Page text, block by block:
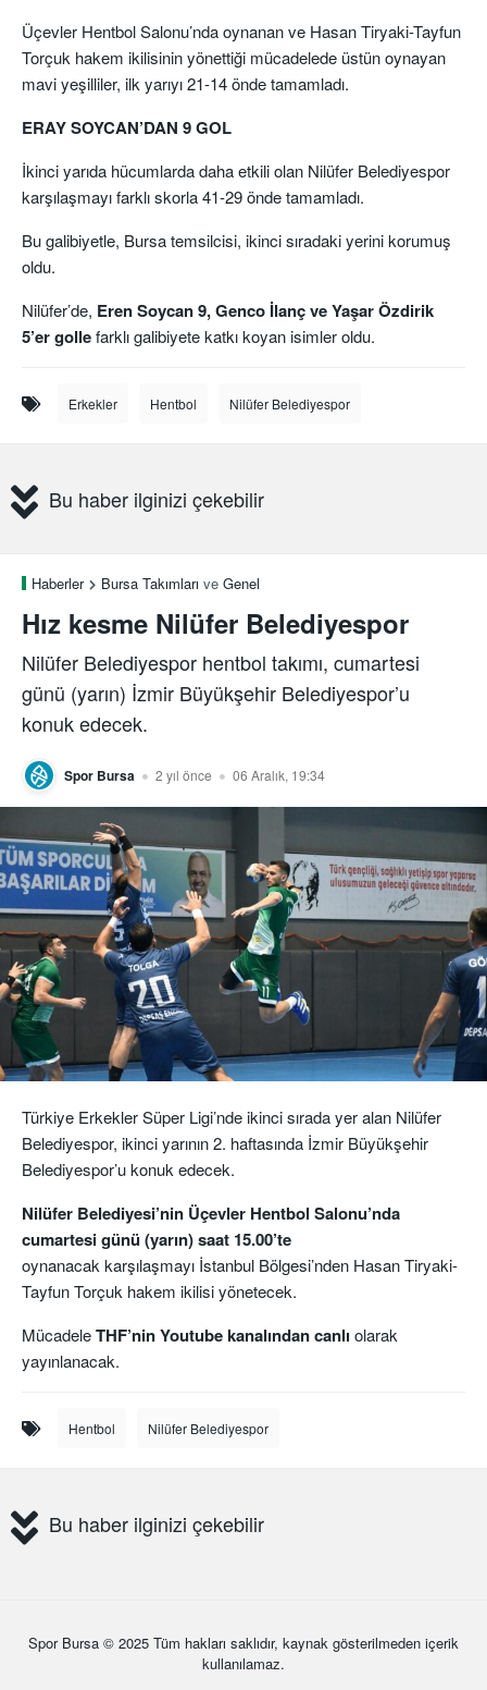
Üçevler Hentbol Salonu’nda oynanan ve Hasan Tiryaki-Tayfun
Torçuk hakem ikilisinin yönettiği mücadelede üstün oynayan
mavi yeşilliler, ilk yarıyı 21-14 önde tamamladı.
ERAY SOYCAN’DAN 9 GOL
İkinci yarıda hücumlarda daha etkili olan Nilüfer Belediyespor
karşılaşmayı farklı skorla 41-29 önde tamamladı.
Bu galibiyetle, Bursa temsilcisi, ikinci sıradaki yerini korumuş
oldu.
Nilüfer’de, Eren Soycan 9, Genco İlanç ve Yaşar Özdirik
5’er gollefarklı galibiyete katkı koyan isimler oldu.
Erkekler Hentbol Nilüfer Belediyespor
Bu haber ilginizi çekebilir
Haberler Bursa Takımları ve Genel
Hız kesme Nilüfer Belediyespor
Nilüfer Belediyespor hentbol takımı, cumartesi
günü (yarın) İzmir Büyükşehir Belediyespor’u
konuk edecek.
Spor Bursa 2 yıl önce 06 Aralık, 19:34
Türkiye Erkekler Süper Ligi’nde ikinci sırada yer alan Nilüfer
Belediyespor, ikinci yarının 2. haftasında İzmir Büyükşehir
Belediyespor’u konuk edecek.
Nilüfer Belediyesi’nin Üçevler Hentbol Salonu’nda
cumartesi günü (yarın) saat 15.00’te
oynanacak karşılaşmayı İstanbul Bölgesi’nden Hasan Tiryaki-
Tayfun Torçuk hakem ikilisi yönetecek.
MücadeleTHF’nin Youtube kanalından canlı olarak
yayınlanacak.
Hentbol Nilüfer Belediyespor
Bu haber ilginizi çekebilir
Spor Bursa © 2025 Tüm hakları saklıdır, kaynak gösterilmeden içerik
kullanılamaz.